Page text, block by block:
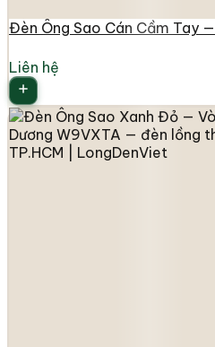
Đèn Ông Sao Cán Cầm Tay
Liên hệ